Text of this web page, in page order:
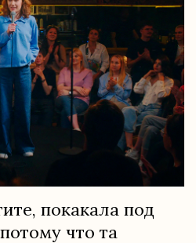
покакала под
что та